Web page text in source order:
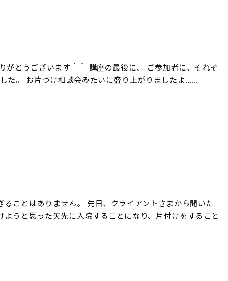
がとうございます＾＾ 講座の最後に、 ご参加者に、それぞ
た。 お片づけ相談会みたいに盛り上がりましたよ……
ことはありません。 先日、クライアントさまから聞いた
うと思った矢先に入院することになり、片付けをすること